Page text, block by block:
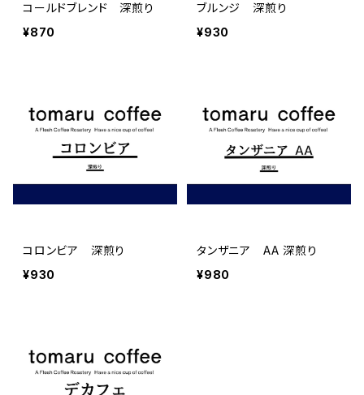
コールドブレンド 深煎り
¥870
ブルンジ 深煎り
¥930
コロンビア 深煎り
¥930
タンザニア AA 深煎り
¥980